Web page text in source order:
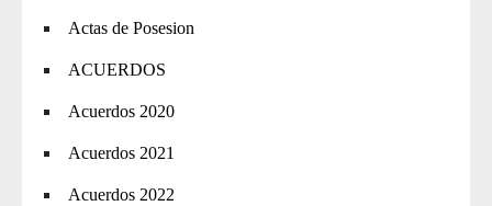
Actas de Posesion
ACUERDOS
Acuerdos 2020
Acuerdos 2021
Acuerdos 2022